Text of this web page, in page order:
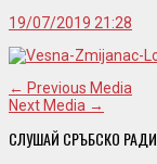
19/07/2019 21:28
← Previous Media
Next Media →
СЛУШАЙ СРЪБСКО